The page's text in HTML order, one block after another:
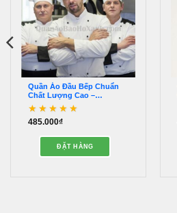
Quần Áo Đầu Bếp Chuẩn
Chất Lượng Cao –
QADB00004
Được xếp hạng
485.000₫
ĐẶT HÀNG